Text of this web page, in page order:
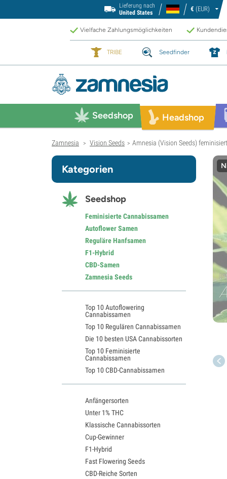
Lieferung nach
United States
€ (EUR)
Vielfache Zahlungsmöglichkeiten
TRIBE Seedfinder
Seedshop Headshop
Zamnesia > Vision Seeds > Amnesia (Vision Seeds) feminisiert
Kategorien
Seedshop
Feminisierte Cannabissamen
Autoflower Samen
Reguläre Hanfsamen
F1-Hybrid
CBD-Samen
Zamnesia Seeds
Top 10 Autoflowering
Cannabissamen
Top 10 Regulären Cannabissamen
Die 10 besten USA Cannabissorten
Top 10 Feminisierte
Cannabissamen
Top 10 CBD-Cannabissamen
Anfängersorten
Unter 1% THC
Klassische Cannabissorten
Cup-Gewinner
F1-Hybrid
Fast Flowering Seeds
CBD-Reiche Sorten